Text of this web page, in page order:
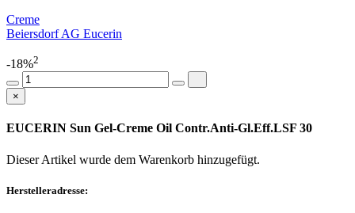
Creme
Beiersdorf AG Eucerin
-18%2
×
EUCERIN Sun Gel-Creme Oil Contr.Anti-Gl.Eff.LSF 30
Dieser Artikel wurde dem Warenkorb hinzugefügt.
Herstelleradresse: